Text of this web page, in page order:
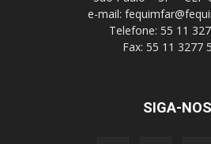
e-mail:
Telefone: 55 11
Fax: 55 11 3277
SIGA-NOS